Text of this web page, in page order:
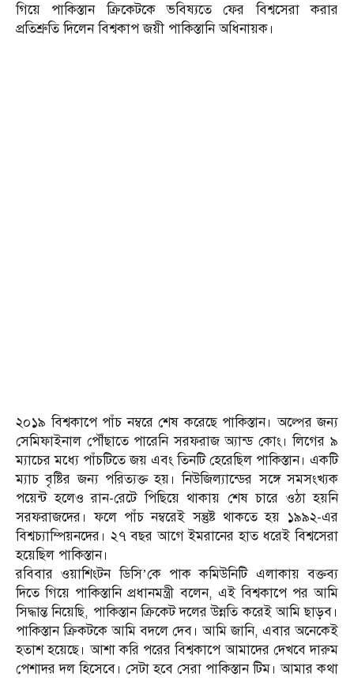
গিয়ে পাকিস্তান ক্রিকেটকে ভবিষ্যতে ফের বিশ্বসেরা করার
প্রতিশ্রুতি দিলেন বিশ্বকাপ জয়ী পাকিস্তানি অধিনায়ক।
২০১৯ বিশ্বকাপে পাঁচ নম্বরে শেষ করেছে পাকিস্তান। অল্পের জন্য
সেমিফাইনাল পৌঁছাতে পারেনি সরফরাজ অ্যান্ড কোং। লিগের ৯
ম্যাচের মধ্যে পাঁচটিতে জয় এবং তিনটি হেরেছিল পাকিস্তান। একটি
ম্যাচ বৃষ্টির জন্য পরিত্যক্ত হয়। নিউজিল্যান্ডের সঙ্গে সমসংখ্যক
পয়েন্ট হলেও রান-রেটে পিছিয়ে থাকায় শেষ চারে ওঠা হয়নি
সরফরাজদের। ফলে পাঁচ নম্বরেই সন্তুষ্ট থাকতে হয় ১৯৯২-এর
বিশ্বচ্যাম্পিয়নদের। ২৭ বছর আগে ইমরানের হাত ধরেই বিশ্বসেরা
হয়েছিল পাকিস্তান।
রবিবার ওয়াশিংটন ডিসি’কে পাক কমিউনিটি এলাকায় বক্তব্য
দিতে গিয়ে পাকিস্তানি প্রধানমন্ত্রী বলেন, এই বিশ্বকাপে পর আমি
সিদ্ধান্ত নিয়েছি, পাকিস্তান ক্রিকেট দলের উন্নতি করেই আমি ছাড়ব।
পাকিস্তান ক্রিকটকে আমি বদলে দেব। আমি জানি, এবার অনেকেই
হতাশ হয়েছে। আশা করি পরের বিশ্বকাপে আমাদের দেখবে দারুম
পেশাদর দল হিসেবে। সেটা হবে সেরা পাকিস্তান টিম। আমার কথা